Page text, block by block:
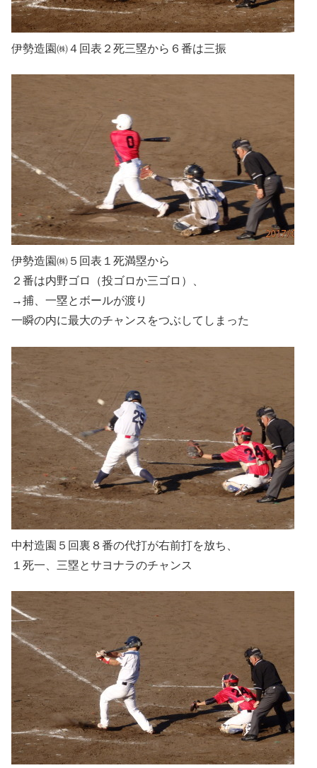
伊勢造園㈱４回表２死三塁から６番は三振
伊勢造園㈱５回表１死満塁から
２番は内野ゴロ（投ゴロか三ゴロ）、
→捕、一塁とボールが渡り
一瞬の内に最大のチャンスをつぶしてしまった
中村造園５回裏８番の代打が右前打を放ち、
１死一、三塁とサヨナラのチャンス